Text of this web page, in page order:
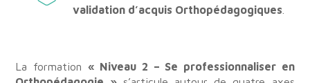
validation d’acquis Orthopédagogiques
La formation « Niveau 2 – Se professionnaliser en